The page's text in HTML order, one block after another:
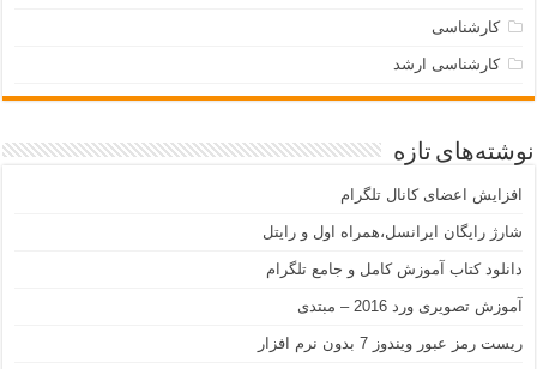
کارشناسی
کارشناسی ارشد
نوشته‌های تازه
افزایش اعضای کانال تلگرام
شارژ رایگان ایرانسل،همراه اول و رایتل
دانلود کتاب آموزش کامل و جامع تلگرام
آموزش تصویری ورد 2016 – مبتدی
ریست رمز عبور ویندوز 7 بدون نرم افزار